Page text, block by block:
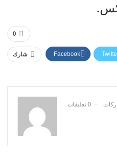
0
شارك Facebook
0 تعليقات